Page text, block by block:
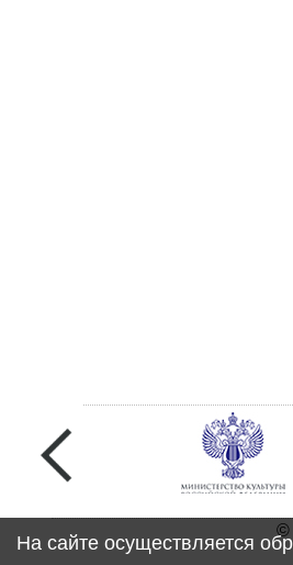
©
На сайте осуществляется